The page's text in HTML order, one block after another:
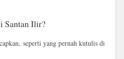
Santan Ilir?
seperti yang pernah kutulis di